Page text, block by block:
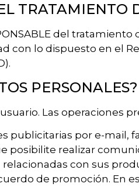
TRATAMIENTO
del
lo dispuesto en el
PERSONALES?
Las operaciones
por e-mail,
posibilite realizar
relacionadas con sus
de promoción. En